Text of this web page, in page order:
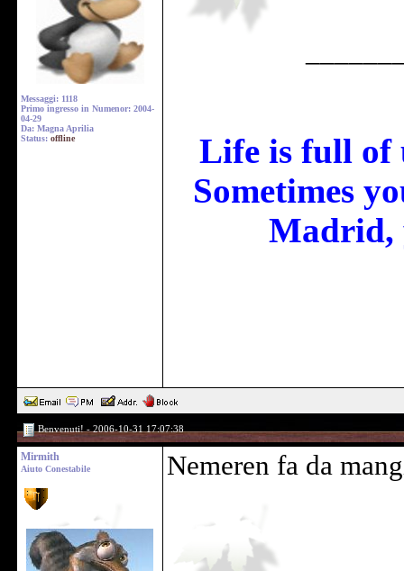
Messaggi: 1118
Primo ingresso in Numenor: 2004-
04-29
Da: Magna Aprilia
Status: offline
Life is full of
Sometimes
Madrid,
Benvenuti! - 2006-10-31 17:07:38
Mirmith
Aiuto Conestabile Nemeren fa da